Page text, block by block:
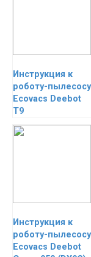
Инструкция к
роботу-пылесосу
Ecovacs Deebot
T9
Инструкция к
роботу-пылесосу
Ecovacs Deebot